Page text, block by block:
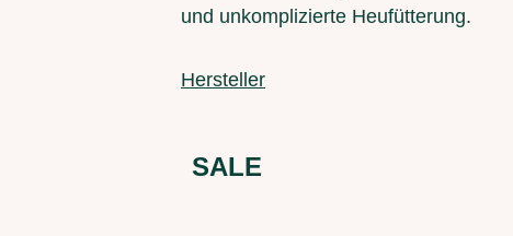
und unkomplizierte Heufütterung.
Hersteller
SALE